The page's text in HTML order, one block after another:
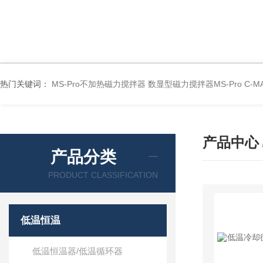
热门关键词： MS-Pro不加热磁力搅拌器 数显型磁力搅拌器MS-Pro C-
产品分类
PRODUCT CLASSIFICATION
低温恒温
低温恒温器/低温循环器
产品中心